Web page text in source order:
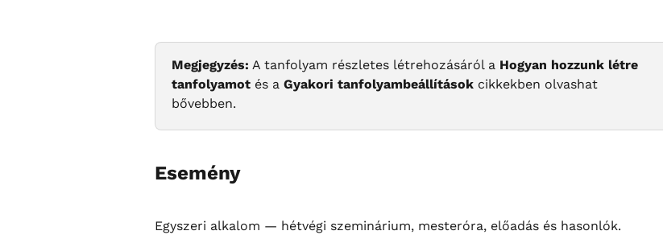
Megjegyzés: A tanfolyam részletes létrehozásáról a Hogyan hozzunk létre
tanfolyamot és a Gyakori tanfolyambeállítások cikkekben olvashat
bővebben.
Esemény
Egyszeri alkalom — hétvégi szeminárium, mesteróra, előadás és hasonlók.